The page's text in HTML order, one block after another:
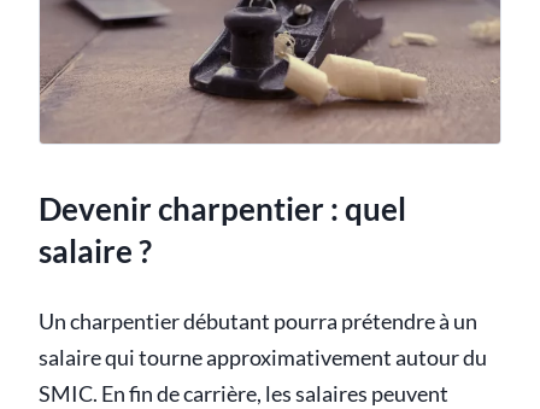
Devenir charpentier : quel
salaire ?
Un charpentier débutant pourra prétendre à un
salaire qui tourne approximativement autour du
SMIC. En fin de carrière, les salaires peuvent